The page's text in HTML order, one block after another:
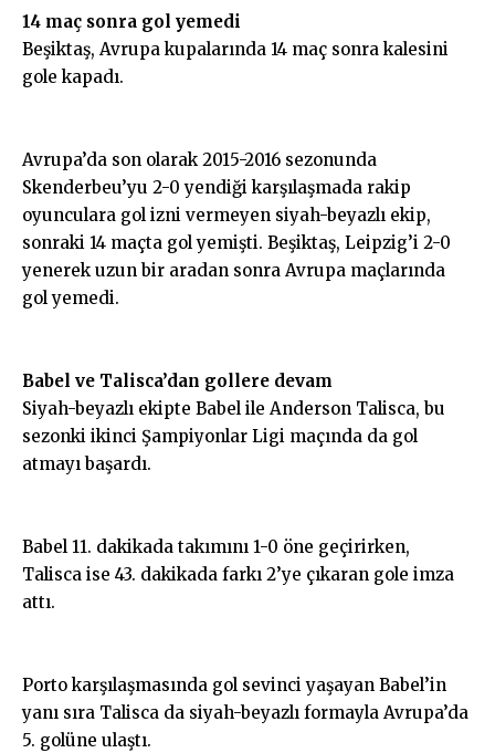
14 maç sonra gol yemedi
Beşiktaş, Avrupa kupalarında 14 maç sonra kalesini
gole kapadı.
Avrupa’da son olarak 2015-2016 sezonunda
Skenderbeu’yu 2-0 yendiği karşılaşmada rakip
oyunculara gol izni vermeyen siyah-beyazlı ekip,
sonraki 14 maçta gol yemişti. Beşiktaş, Leipzig’i 2-0
yenerek uzun bir aradan sonra Avrupa maçlarında
gol yemedi.
Babel ve Talisca’dan gollere devam
Siyah-beyazlı ekipte Babel ile Anderson Talisca, bu
sezonki ikinci Şampiyonlar Ligi maçında da gol
atmayı başardı.
Babel 11. dakikada takımını 1-0 öne geçirirken,
Talisca ise 43. dakikada farkı 2’ye çıkaran gole imza
attı.
Porto karşılaşmasında gol sevinci yaşayan Babel’in
yanı sıra Talisca da siyah-beyazlı formayla Avrupa’da
5. golüne ulaştı.